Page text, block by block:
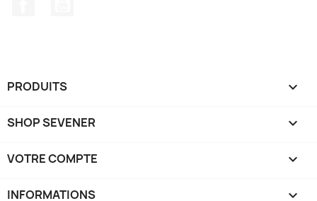
PRODUITS 
SHOP SEVENER 
VOTRE COMPTE 
INFORMATIONS keyboard_arrow_down